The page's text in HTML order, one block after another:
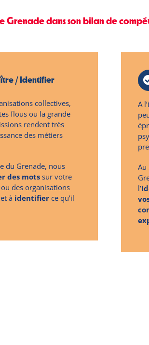
Grenade dans son bilan de
/ Identifier
collectives,
flous ou la grande
rendent très
des métiers
du Grenade, nous
des motssur votre
des organisations
à identifierce qu’il
A
Au
l’